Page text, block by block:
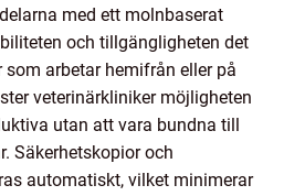
med ett molnbaserat
och tillgängligheten det
som arbetar hemifrån eller på
veterinärkliniker möjligheten
utan att vara bundna till
Säkerhetskopior och
automatiskt, vilket minimerar